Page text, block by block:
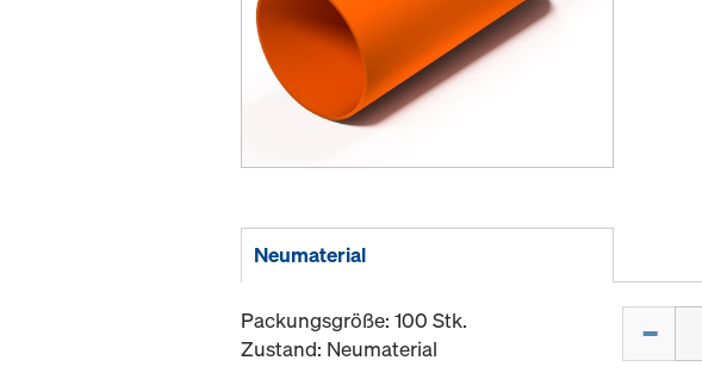
Neumaterial
Packungsgröße: 100 Stk.
Zustand: Neumaterial